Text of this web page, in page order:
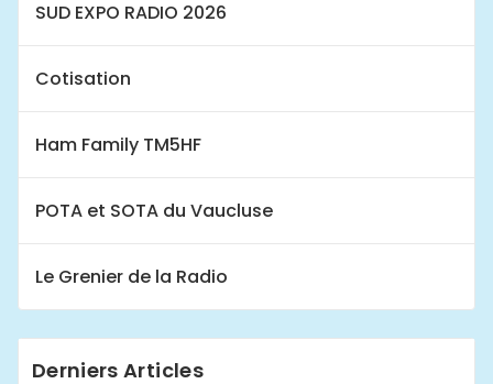
SUD EXPO RADIO 2026
Cotisation
Ham Family TM5HF
POTA et SOTA du Vaucluse
Le Grenier de la Radio
Derniers Articles